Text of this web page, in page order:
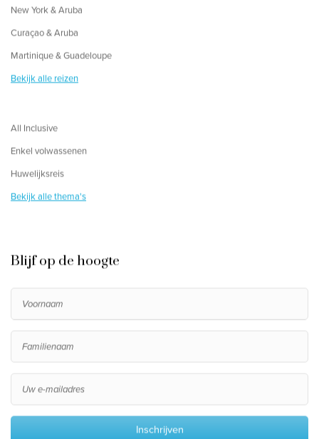
New York & Aruba
Curaçao & Aruba
Martinique & Guadeloupe
Bekijk alle reizen
All Inclusive
Enkel volwassenen
Huwelijksreis
Bekijk alle thema's
Blijf op de hoogte
Inschrijven